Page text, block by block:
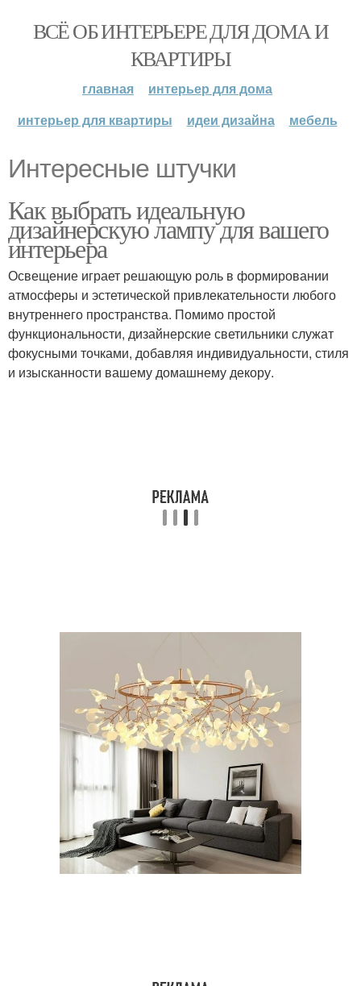
ВСЁ ОБ ИНТЕРЬЕРЕ ДЛЯ ДОМА И
КВАРТИРЫ
главная
интерьер для дома
интерьер для квартиры
идеи дизайна мебель
Интересные штучки
Как выбрать идеальную
дизайнерскую лампу для вашего
интерьера
Освещение играет решающую роль в формировании
атмосферы и эстетической привлекательности любого
внутреннего пространства. Помимо простой
функциональности, дизайнерские светильники служат
фокусными точками, добавляя индивидуальности, стиля
и изысканности вашему домашнему декору.